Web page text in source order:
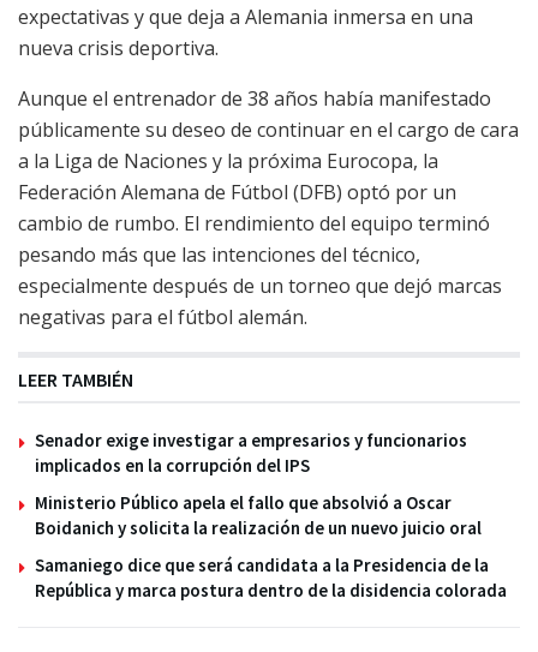
expectativas y que deja a Alemania inmersa en una
nueva crisis deportiva.
Aunque el entrenador de 38 años había manifestado
públicamente su deseo de continuar en el cargo de cara
a la Liga de Naciones y la próxima Eurocopa, la
Federación Alemana de Fútbol (DFB) optó por un
cambio de rumbo. El rendimiento del equipo terminó
pesando más que las intenciones del técnico,
especialmente después de un torneo que dejó marcas
negativas para el fútbol alemán.
LEER TAMBIÉN
Senador exige investigar a empresarios y funcionarios
implicados en la corrupción del IPS
Ministerio Público apela el fallo que absolvió a Oscar
Boidanich y solicita la realización de un nuevo juicio oral
Samaniego dice que será candidata a la Presidencia de la
República y marca postura dentro de la disidencia colorada